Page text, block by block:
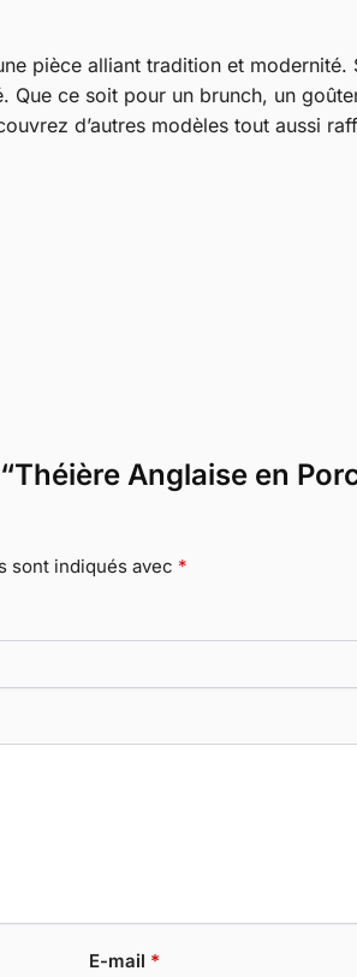
pièce alliant tradition et
ce soit pour un brunch, un
d’autres modèles tout aussi
Anglaise en
sont indiqués avec *
E-mail *